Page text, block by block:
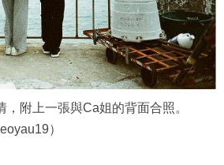
，附上一張與Ca姐的背面合照。
）